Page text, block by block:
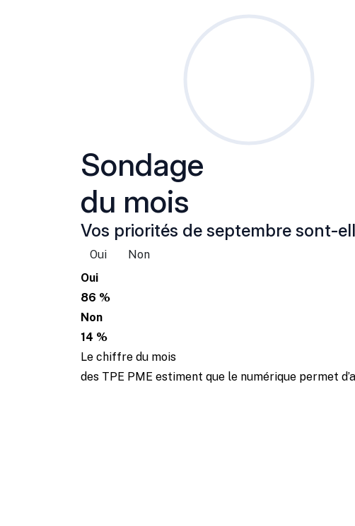
Sondage
du mois
Vos priorités de septembre sont-
Oui
Non
Oui
86 %
Non
14 %
Le chiffre du mois
des TPE PME estiment que le numérique permet